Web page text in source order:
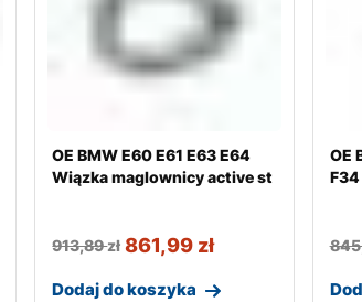
OE BMW E60 E61 E63 E64
Wiązka maglownicy active st
913,89zł 861,99 zł
Dodaj do koszyka
OE
F34